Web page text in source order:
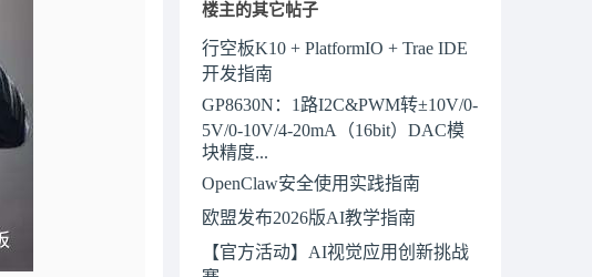
楼主的其它帖子
行空板K10 + PlatformIO + Trae IDE
开发指南
GP8630N：1路I2C&PWM转±10V/0-
5V/0-10V/4-20mA（16bit）DAC模
块精度...
OpenClaw安全使用实践指南
欧盟发布2026版AI教学指南
【官方活动】AI视觉应用创新挑战